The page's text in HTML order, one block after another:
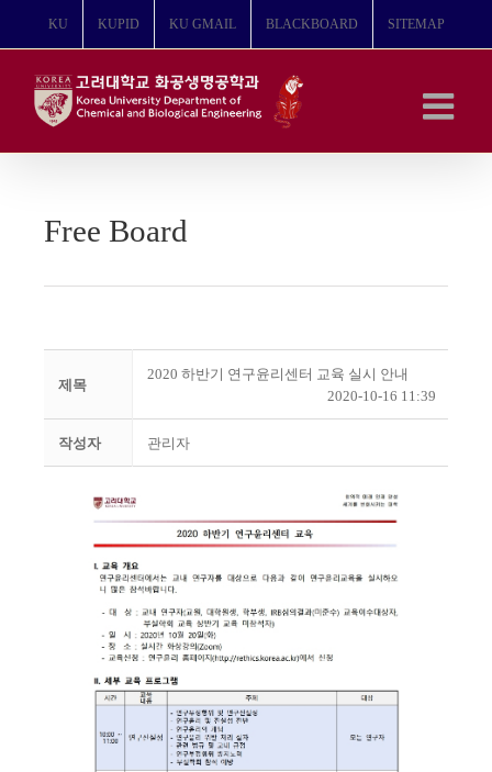
뛰
KU KUPID KU GMAIL BLACKBOARD SITEMAP
Free Board
제목
2020 하반기 연구윤리센터 교육 실시 안내
2020-10-16 11:39
작성자 관리자